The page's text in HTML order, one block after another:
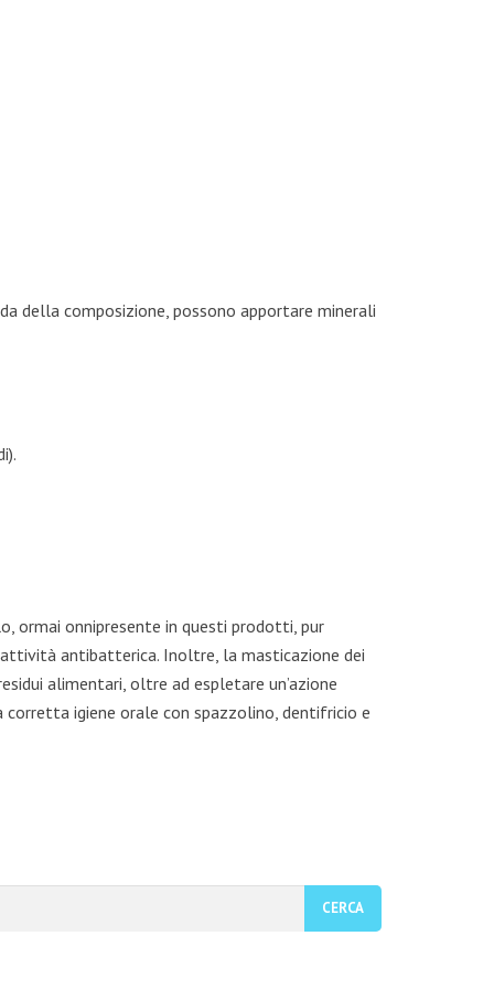
della composizione, possono apportare minerali
ormai onnipresente in questi prodotti, pur
antibatterica. Inoltre, la masticazione dei
alimentari, oltre ad espletare un’azione
igiene orale con spazzolino, dentifricio e